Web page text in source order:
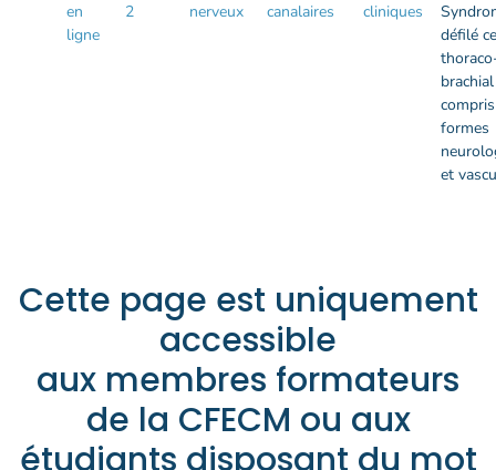
en
ligne
2
nerveux
canalaires
cliniques
défilé
compris
formes
et
Cette page est uniquement
accessible
aux membres formateurs
de la CFECM ou aux
étudiants disposant du mot